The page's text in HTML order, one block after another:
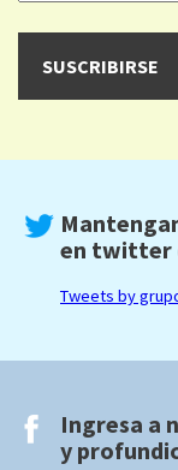
en twitter
Tweets by
Ingresa a
y